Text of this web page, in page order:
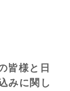
皆様と日
みに関し